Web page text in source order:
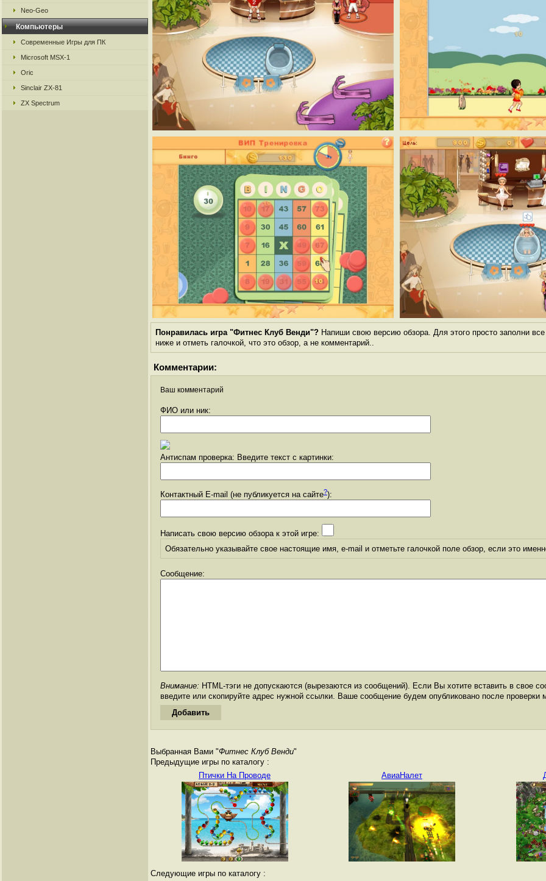
Neo-Geo
Компьютеры
Современные Игры для ПК
Microsoft MSX-1
Oric
Sinclair ZX-81
ZX Spectrum
Понравилась игра "Фитнес Клуб Венди"? Напиши свою версию обзора. Для этого просто заполни
ниже и отметь галочкой, что это обзор, а не комментарий..
Комментарии:
Ваш комментарий
ФИО или ник:
Антиспам проверка: Введите текст с картинки:
Контактный E-mail (не публикуется на сайте?):
Написать свою версию обзора к этой игре:
Обязательно указывайте свое настоящие имя, e-mail и отметьте галочкой поле обзор, если это
Сообщение:
Внимание: HTML-тэги не допускаются (вырезаются из сообщений). Если Вы хотите вставить в свое
введите или скопируйте адрес нужной ссылки. Ваше сообщение будем опубликовано после проверки
Выбранная Вами "Фитнес Клуб Венди"
Предыдущие игры по каталогу :
Птички На Проводе
АвиаНалет
Следующие игры по каталогу :